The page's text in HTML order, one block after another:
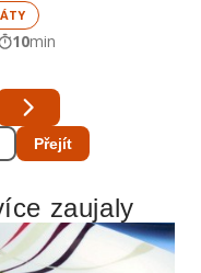
10min
Přejít
zaujaly